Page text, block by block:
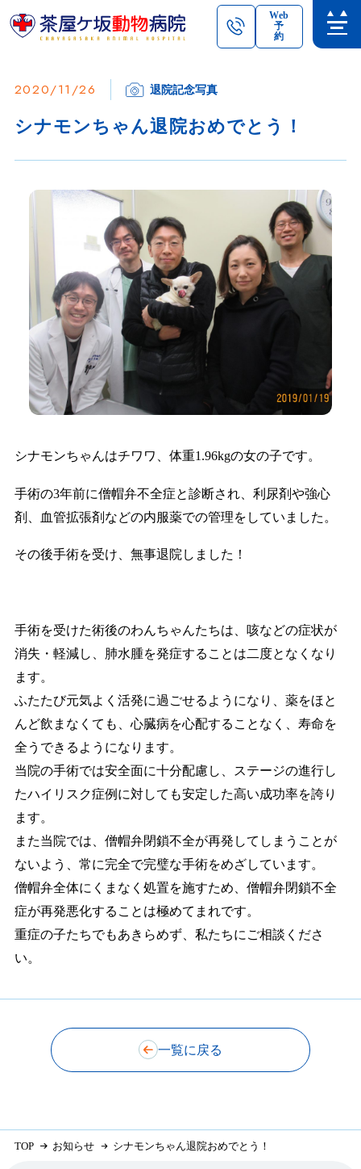
Web
予
約
2020/11/26 退院記念写真
シナモンちゃん退院おめでとう！
シナモンちゃんはチワワ、体重1.96kgの女の子です。
手術の3年前に僧帽弁不全症と診断され、利尿剤や強心
剤、血管拡張剤などの内服薬での管理をしていました。
その後手術を受け、無事退院しました！
手術を受けた術後のわんちゃんたちは、咳などの症状が
消失・軽減し、肺水腫を発症することは二度となくなり
ます。
ふたたび元気よく活発に過ごせるようになり、薬をほと
んど飲まなくても、心臓病を心配することなく、寿命を
全うできるようになります。
当院の手術では安全面に十分配慮し、ステージの進行し
たハイリスク症例に対しても安定した高い成功率を誇り
ます。
また当院では、僧帽弁閉鎖不全が再発してしまうことが
ないよう、常に完全で完璧な手術をめざしています。
僧帽弁全体にくまなく処置を施すため、僧帽弁閉鎖不全
症が再発悪化することは極めてまれです。
重症の子たちでもあきらめず、私たちにご相談くださ
い。
一覧に戻る
TOP お知らせ シナモンちゃん退院おめでとう！